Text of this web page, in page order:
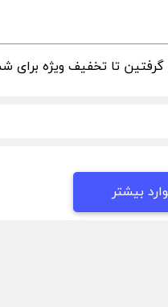
تا تخفیف ویژه برای
بیشتر